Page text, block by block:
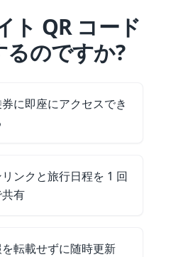
ト QR コード
るのですか?
に即座にアクセスでき
ンクと旅行日程を 1 回
有
転載せずに随時更新